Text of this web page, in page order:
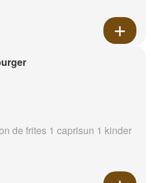
de frites 1 caprisun 1 kinder